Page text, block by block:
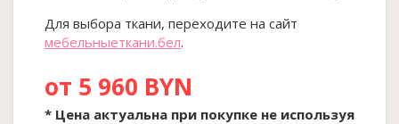
Для выбора ткани, переходите на сайт
мебельныеткани.бел.
от 5 960 BYN
* Цена актуальна при покупке не используя